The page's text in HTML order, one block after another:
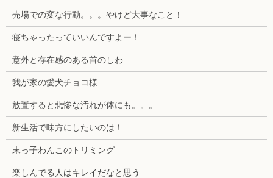
売場での変な行動。。。やけど大事なこと！
寝ちゃったっていいんですよー！
意外と存在感のある首のしわ
我が家の愛犬チョコ様
放置すると悲惨な汚れが体にも。。。
新生活で味方にしたいのは！
末っ子わんこのトリミング
楽しんでる人はキレイだなと思う